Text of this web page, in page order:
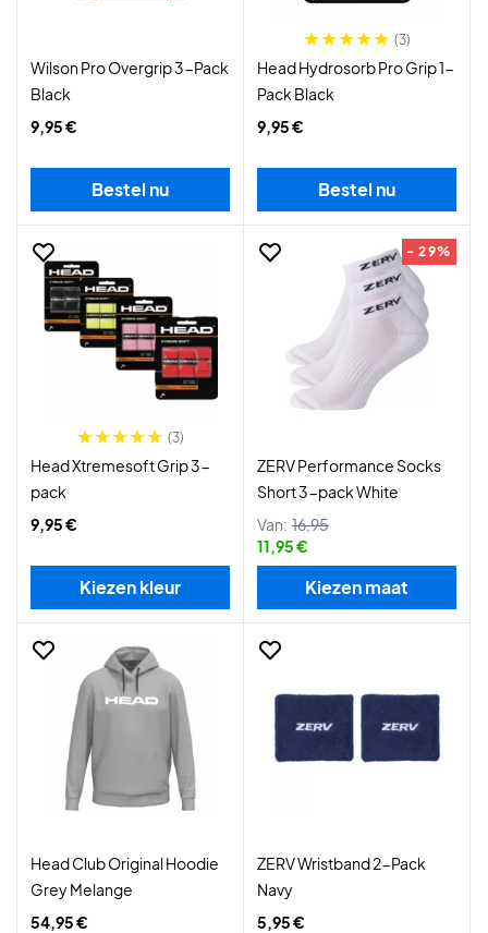
Wilson Pro Overgrip 3-Pack
Black
9,95 €
Bestel nu
(3)
Head Hydrosorb Pro Grip 1-
Pack Black
9,95 €
Bestel nu
(3)
Head Xtremesoft Grip 3-
pack
9,95 €
Kiezen kleur
- 29%
ZERV Performance Socks
Short 3-pack White
Van: 16,95
11,95 €
Kiezen maat
Head Club Original Hoodie
Grey Melange
54,95 €
ZERV Wristband 2-Pack
Navy
5,95 €